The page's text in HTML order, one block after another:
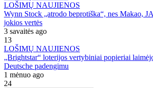
LOŠIMŲ NAUJIENOS
Wynn Stock „atrodo beprotiška“, nes Makao,
jokios vertės
3 savaitės ago
13
LOŠIMŲ NAUJIENOS
„Brightstar“ loterijos vertybiniai popieriai
Deutsche padengimu
1 mėnuo ago
24